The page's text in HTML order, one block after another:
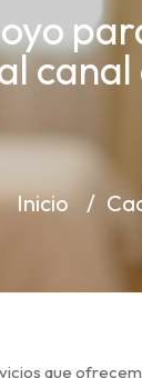
Inicio
que